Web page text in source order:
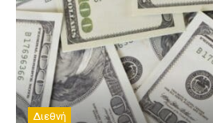
Διεθνή